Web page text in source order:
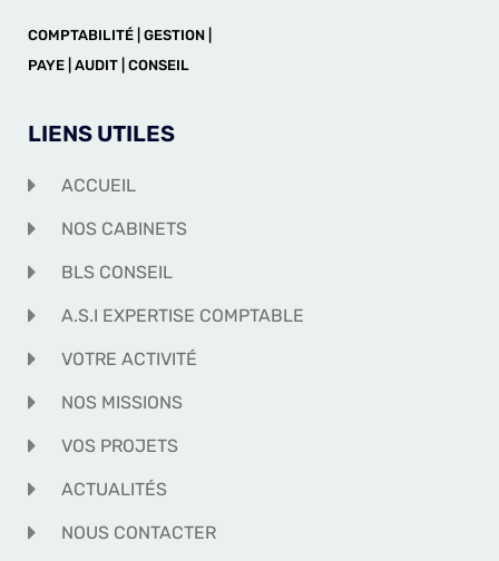
COMPTABILITÉ | GESTION |
PAYE | AUDIT | CONSEIL
LIENS UTILES
ACCUEIL
NOS CABINETS
BLS CONSEIL
A.S.I EXPERTISE COMPTABLE
VOTRE ACTIVITÉ
NOS MISSIONS
VOS PROJETS
ACTUALITÉS
NOUS CONTACTER